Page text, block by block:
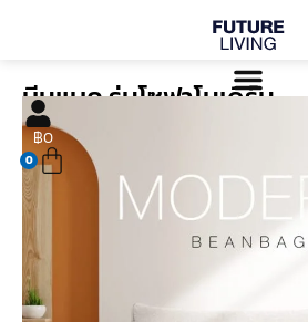
฿0
0
Cart
บีนแบค รุ่นโซฟาโมเดิร์น